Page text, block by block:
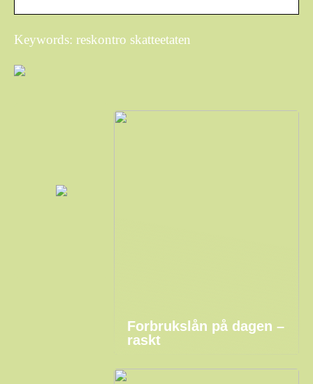
Keywords: reskontro skatteetaten
Forbrukslån på dagen –
raskt